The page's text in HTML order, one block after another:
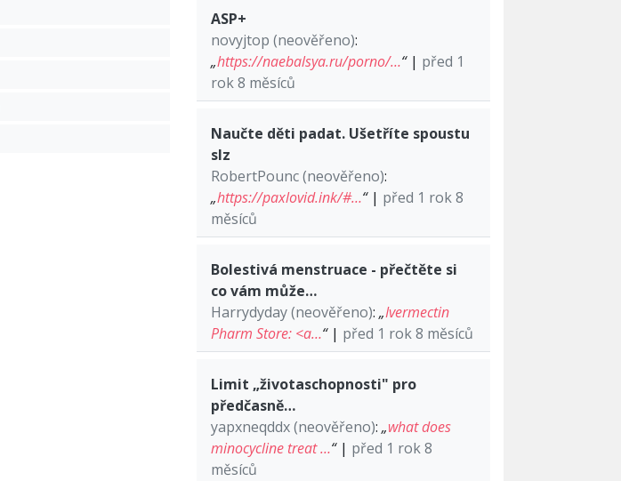
ASP+
novyjtop (neověřeno):
„https://naebalsya.ru/porno/…“| před 1
rok 8 měsíců
Naučte děti padat. Ušetříte spoustu
slz
RobertPounc (neověřeno):
„https://paxlovid.ink/#…“| před 1 rok 8
měsíců
Bolestivá menstruace - přečtěte si
co vám může…
Harrydyday (neověřeno): „Ivermectin
Pharm Store: <a…“| před 1 rok 8 měsíců
Limit „životaschopnosti" pro
předčasně…
yapxneqddx (neověřeno): „what does
minocycline treat …“| před 1 rok 8
měsíců